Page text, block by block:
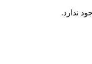
ندارد.